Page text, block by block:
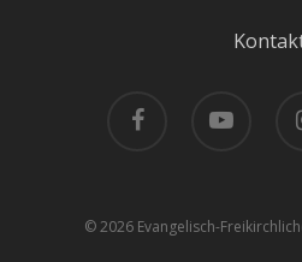
facebook
© 2026 Evangelisch-